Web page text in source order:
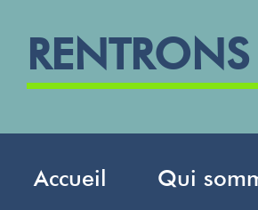
Accueil Qui